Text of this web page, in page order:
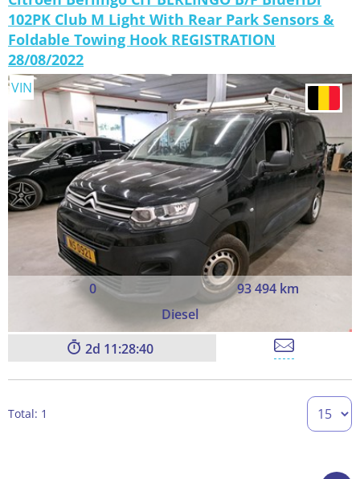
102PK Club M Light With Rear Park Sensors &
Foldable Towing Hook REGISTRATION
28/08/2022
0
93 494 km
Diesel
VIN
2 11:28:39
Total: 1